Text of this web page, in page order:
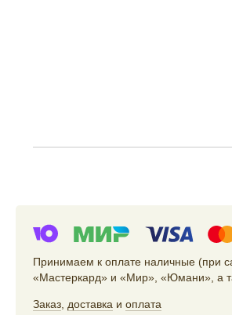
Принимаем к оплате наличные (при
«Мастеркард» и «Мир», «Юмани», а
Заказ доставка и оплата